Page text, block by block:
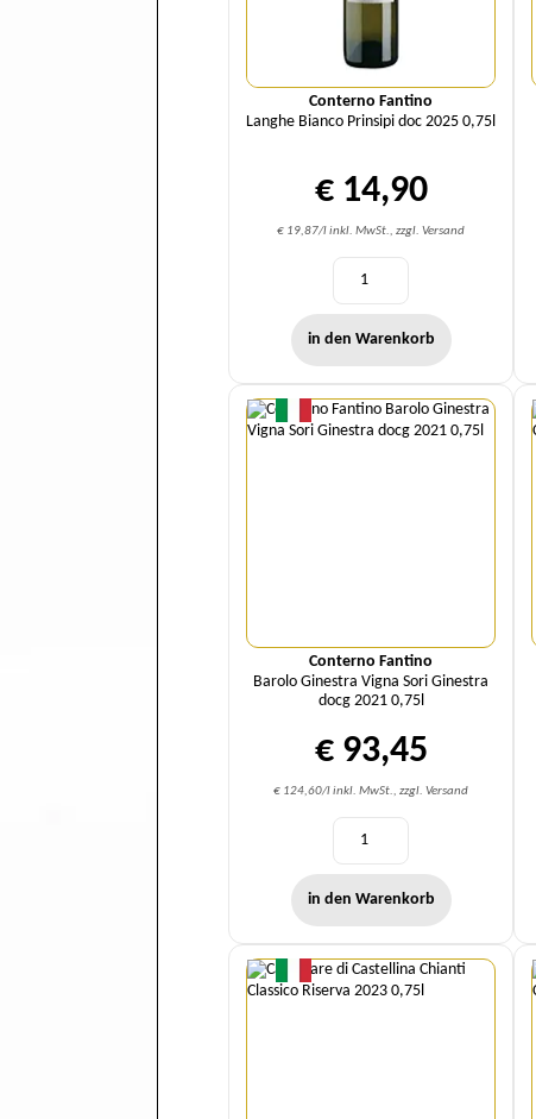
Conterno Fantino
Langhe Bianco Prinsipi doc 2025 0,75l
€ 14,90
€ 19,87/l inkl. MwSt., zzgl. Versand
in den Warenkorb
Conterno Fantino
Barolo Ginestra Vigna Sori Ginestra
docg 2021 0,75l
€ 93,45
€ 124,60/l inkl. MwSt., zzgl. Versand
Menge
in den Warenkorb
Menge